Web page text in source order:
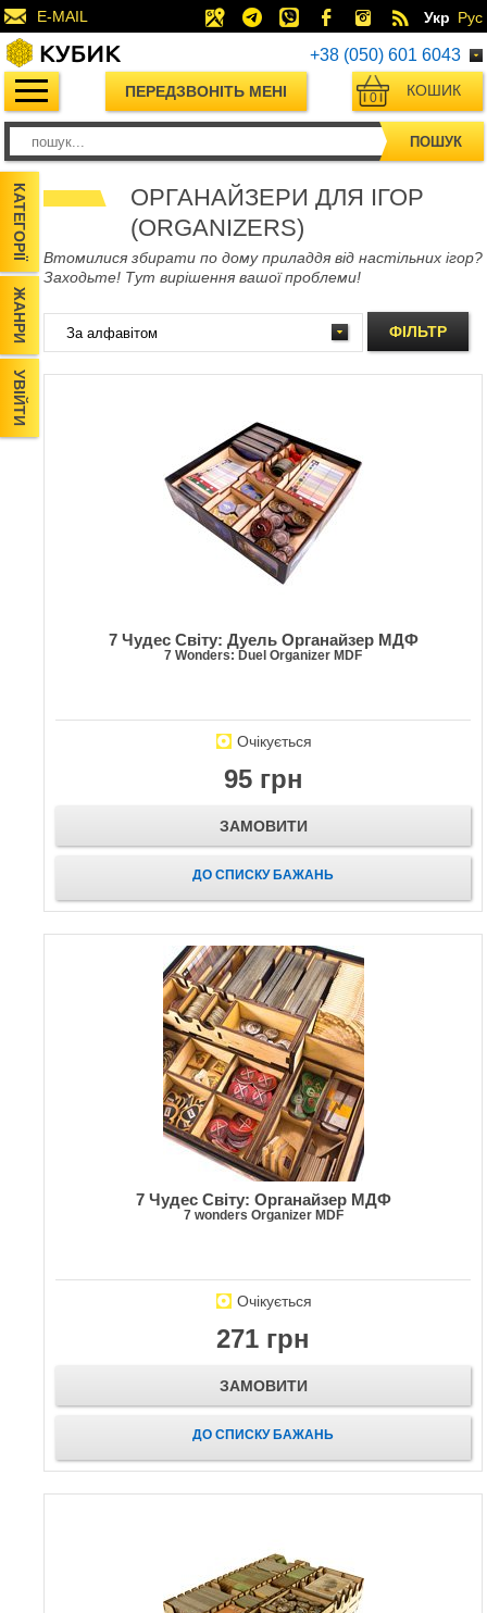
E-MAIL Укр Рус
+38 (050) 601 6043
ПЕРЕДЗВОНІТЬ МЕНІ КОШИК
0
ПОШУК
КАТЕГОРІЇ
ЖАНРИ
УВІЙТИ
ОРГАНАЙЗЕРИ ДЛЯ ІГОР
(ORGANIZERS)
Втомилися збирати по дому приладдя від настільних ігор?
Заходьте! Тут вирішення вашої проблеми!
ФІЛЬТР
7 Чудес Світу: Дуель Органайзер МДФ
7 Wonders: Duel Organizer MDF
Очікується
95 грн
ЗАМОВИТИ
ДО СПИСКУ БАЖАНЬ
7 Чудес Світу: Органайзер МДФ
7 wonders Organizer MDF
Очікується
271 грн
ЗАМОВИТИ
ДО СПИСКУ БАЖАНЬ